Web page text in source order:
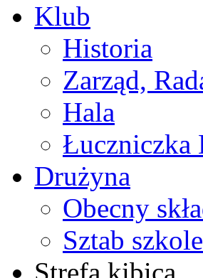
Klub
Historia
Zarząd,
Hala
Łuczniczka
Drużyna
Obecny
Sztab